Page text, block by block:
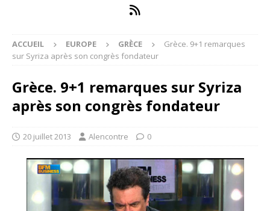
ACCUEIL EUROPE GRÈCE
Grèce. 9+1 remarques
sur Syriza après son congrès fondateur
Grèce. 9+1 remarques sur Syriza
après son congrès fondateur
20 juillet 2013 Alencontre 0